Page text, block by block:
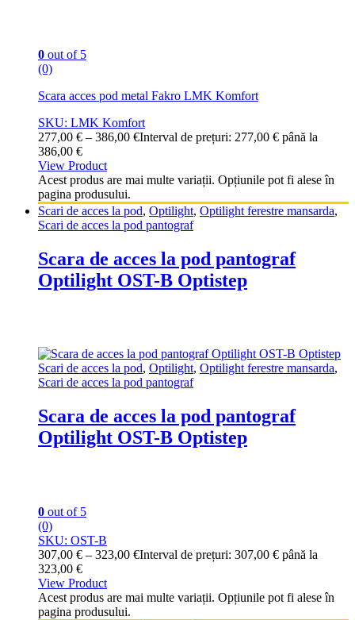
0 out of 5
(0)
Scara acces pod metal Fakro LMK Komfort
SKU: LMK Komfort
277,00 € – 386,00 €Interval de prețuri: 277,00 € până la
386,00 €
View Product
Acest produs are mai multe variații. Opțiunile pot fi alese în
pagina produsului.
Scari de acces la pod, Optilight, Optilight ferestre mansarda,
Scari de acces la pod pantograf
Scara de acces la pod pantograf
Optilight OST-B Optistep
Scari de acces la pod, Optilight, Optilight ferestre mansarda,
Scari de acces la pod pantograf
Scara de acces la pod pantograf
Optilight OST-B Optistep
0 out of 5
(0)
SKU: OST-B
307,00 € – 323,00 €Interval de prețuri: 307,00 € până la
323,00 €
View Product
Acest produs are mai multe variații. Opțiunile pot fi alese în
pagina produsului.